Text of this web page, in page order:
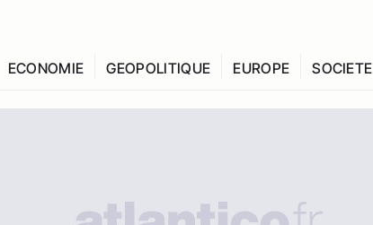
ECONOMIE GEOPOLITIQUE EUROPE SOCIETE